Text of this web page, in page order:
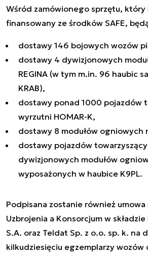
Wśród zamówionego sprzętu, który
finansowany ze środków SAFE,
dostawy 146 bojowych wozów
dostawy 4 dywizjonowych
REGINA (w tym m.in. 96 haubic
KRAB),
dostawy ponad 1000 pojazdów
wyrzutni HOMAR-K,
dostawy 8 modułów ogniowych
dostawy pojazdów
dywizjonowych modułów
wyposażonych w haubice K9PL.
Podpisana zostanie również
Uzbrojenia a Konsorcjum w
S.A. oraz Teldat Sp. z o.o. sp. k. na
kilkudziesięciu egzemplarzy